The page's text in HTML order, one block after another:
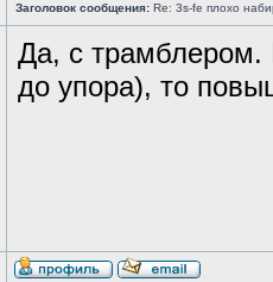
Заголовок сообщения: Re: 3s-fe плохо
Да, с трамблером.
до упора), то